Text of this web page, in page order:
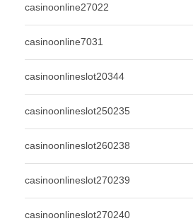
casinoonline27022
casinoonline7031
casinoonlineslot20344
casinoonlineslot250235
casinoonlineslot260238
casinoonlineslot270239
casinoonlineslot270240